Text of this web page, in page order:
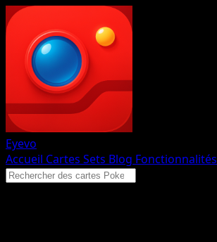
Eyevo
Accueil Cartes Sets Blog Fonctionnalités